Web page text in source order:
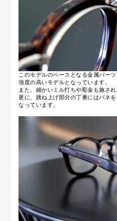
このモデルのベースとなる金属パー
強度の高いモデルとなっています。
また、細かいミル打ちや彫金も施され
更に、跳ね上げ部分の丁番にはバネ
なっています。